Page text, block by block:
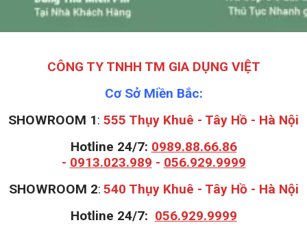
CÔNG TY TNHH TM GIA DỤNG VIỆT
Cơ Sở Miền Bắc:
SHOWROOM 1: 555 Thụy Khuê - Tây Hồ - Hà Nội
Hotline 24/7: 0989.88.66.86
- 0913.023.989 - 056.929.9999
SHOWROOM 2: 540 Thụy Khuê - Tây Hồ - Hà Nội
Hotline 24/7: 056.929.9999